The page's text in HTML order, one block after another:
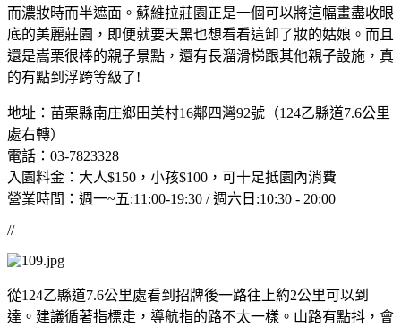
而濃妝時而半遮面。蘇維拉莊園正是一個可以將這幅畫盡收眼
底的美麗莊園，即便就要天黑也想看看這卸了妝的姑娘。而且
還是嵩栗很棒的親子景點，還有長溜滑梯跟其他親子設施，真
的有點到浮跨等級了!
地址：苗栗縣南庄鄉田美村16鄰四灣92號（124乙縣道7.6公里
處右轉）
電話：03-7823328
入園料金：大人$150，小孩$100，可十足抵園內消費
營業時間：週一~五:11:00-19:30 / 週六日:10:30 - 20:00
//
從124乙縣道7.6公里處看到招牌後一路往上約2公里可以到
達。建議循著指標走，導航指的路不太一樣。山路有點抖，會